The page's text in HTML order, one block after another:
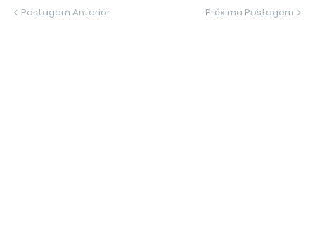
Postagem Anterior Próxima Postagem